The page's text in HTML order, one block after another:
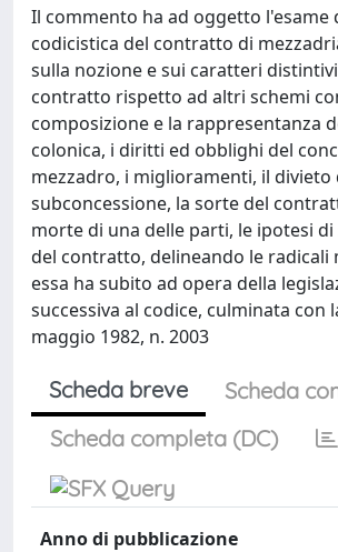
Il commento ha ad oggetto l'esame
codicistica del contratto di
sulla nozione e sui caratteri
contratto rispetto ad altri schemi
composizione e la rappresentanza
colonica, i diritti ed obblighi del
mezzadro, i miglioramenti, il divieto
subconcessione, la sorte del
morte di una delle parti, le ipotesi
del contratto, delineando le radicali
essa ha subito ad opera della
successiva al codice, culminata con
maggio 1982, n. 2003
Scheda breve
Scheda
Scheda completa (DC)
Anno di pubblicazione